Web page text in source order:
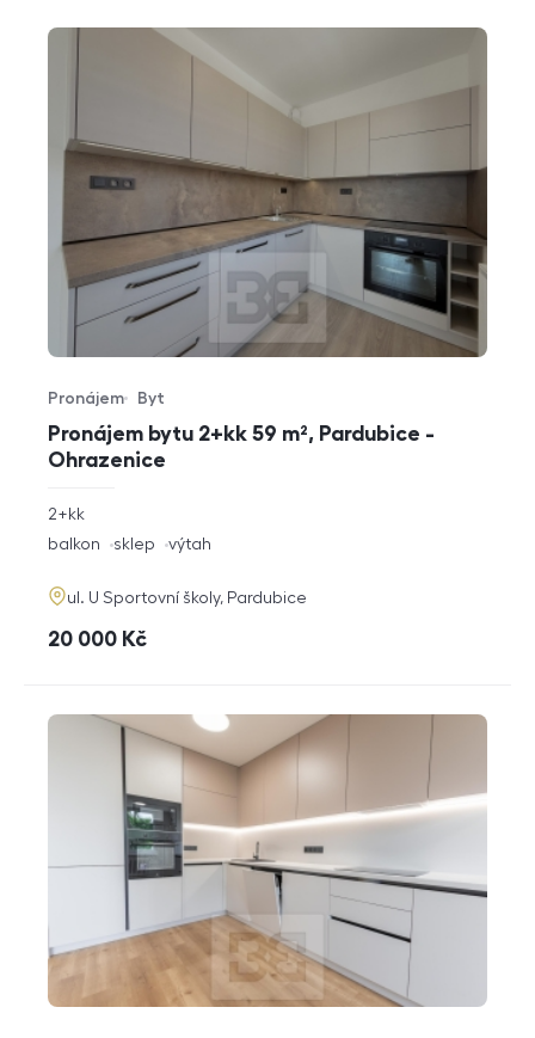
Pronájem bytu 2+kk 59 m², Pardubice -
Ohrazenice
Typ nabídky
Pronájem
Typ nemovitosti
Byt
rozměry
dispozice
2+kk
funkce
balkon sklep výtah
adresa
ul. U Sportovní školy, Pardubice
cena
20 000 Kč